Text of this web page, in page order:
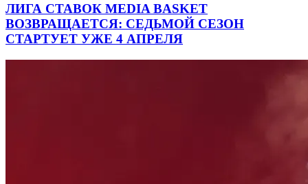
ЛИГА СТАВОК MEDIA BASKET
ВОЗВРАЩАЕТСЯ: СЕДЬМОЙ СЕЗОН
СТАРТУЕТ УЖЕ 4 АПРЕЛЯ